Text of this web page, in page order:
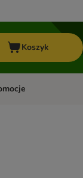
Koszyk
menu kategorii: Top